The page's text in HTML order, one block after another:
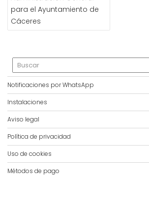
para el Ayuntamiento de
Cáceres
Notificaciones por WhatsApp
Instalaciones
Aviso legal
Política de privacidad
Uso de cookies
Métodos de pago